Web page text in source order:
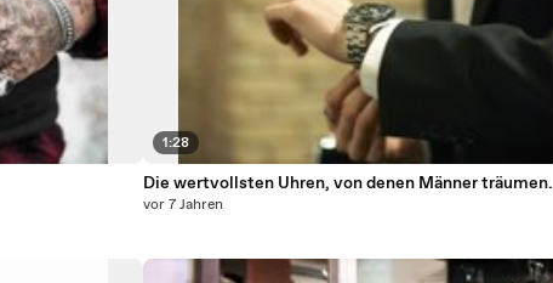
1:28
Die wertvollsten Uhren, von denen Männer träumen.
vor 7 Jahren